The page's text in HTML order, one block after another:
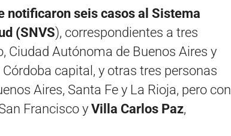
notificaron seis casos al Sistema
(SNVS), correspondientes a tres
Ciudad Autónoma de Buenos Aires y
capital, y otras tres personas
Aires, Santa Fe y La Rioja, pero con
Francisco y Villa Carlos Paz,